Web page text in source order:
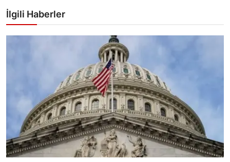
İlgili Haberler